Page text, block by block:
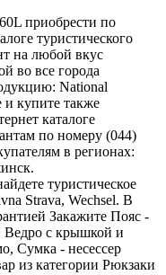
приобрести по
туристического
на любой вкус
во все города
National
и купите также
каталоге
по номеру (044)
в регионах:
туристическое
Strava, Wechsel. В
Закажите Пояс -
Ведро с крышкой и
Сумка - несессер
из категории Рюкзаки